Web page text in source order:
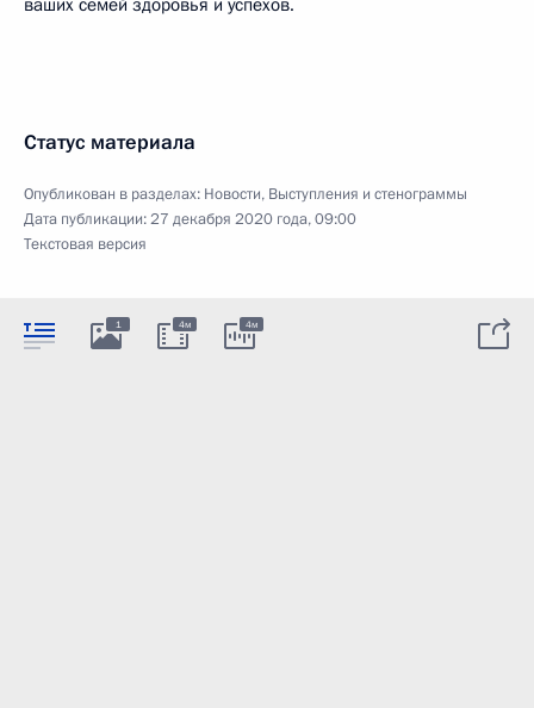
Статус материала
Опубликован в разделах: Новости, Выступления и стенограммы
Дата публикации:27 декабря 2020 года, 09:00
Текстовая версия
1 4м 4м